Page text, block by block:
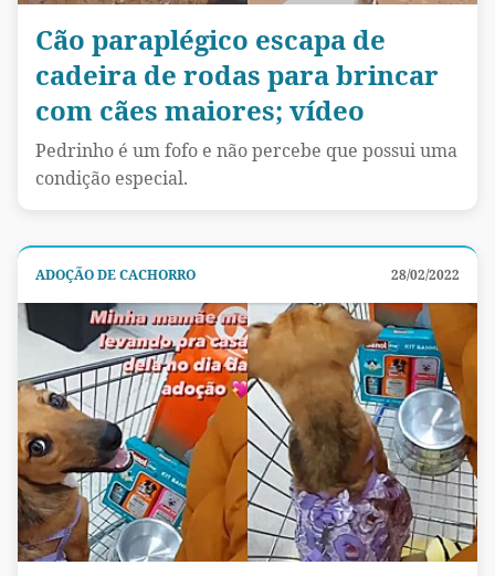
Cão paraplégico escapa de
cadeira de rodas para brincar
com cães maiores; vídeo
Pedrinho é um fofo e não percebe que possui uma
condição especial.
ADOÇÃO DE CACHORRO 28/02/2022